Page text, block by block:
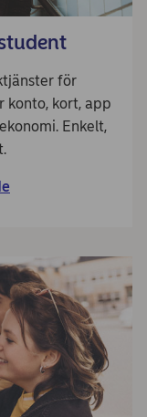
för
konto, kort, app
Enkelt,